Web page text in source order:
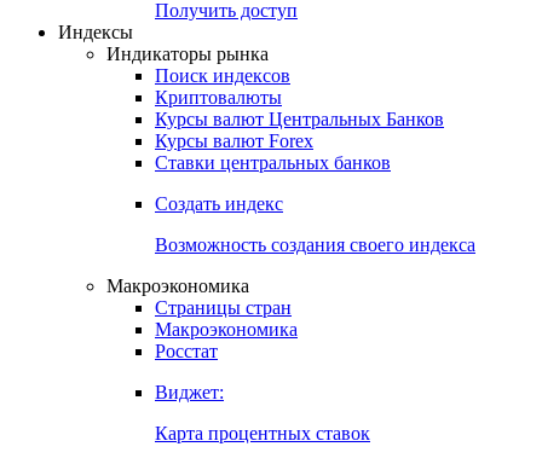
Получить доступ
Индексы
Индикаторы рынка
Поиск индексов
Криптовалюты
Курсы валют Центральных Банков
Курсы валют Forex
Ставки центральных банков
Создать индекс
Возможность создания своего индекса
Макроэкономика
Страницы стран
Макроэкономика
Росстат
Виджет:
Карта процентных ставок